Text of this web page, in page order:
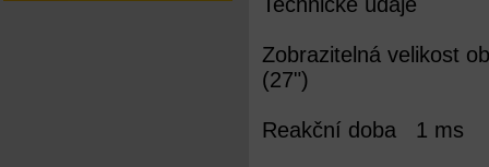
Zobrazitelná velikost
(27")
Reakční doba 1 ms